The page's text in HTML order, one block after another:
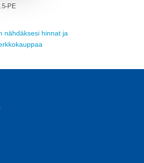
PE
nähdäksesi hinnat ja